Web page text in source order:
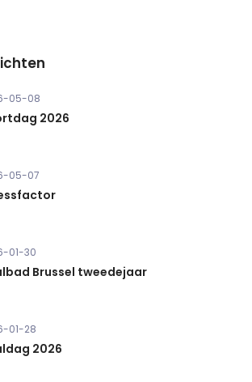
05-08
2026
05-07
01-30
Brussel tweedejaar
01-28
2026